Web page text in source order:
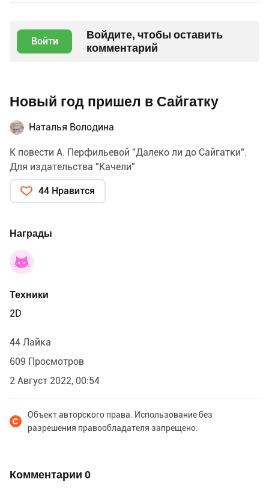
Войти
Войдите, чтобы оставить
комментарий
Новый год пришел в Сайгатку
Наталья Володина
К повести А. Перфильевой "Далеко ли до Сайгатки".
Для издательства "Качели"
44 Нравится
Награды
Техники
2D
44 Лайка
609 Просмотров
2 Август 2022, 00:54
Объект авторского права. Использование без
разрешения правообладателя запрещено.
Комментарии 0